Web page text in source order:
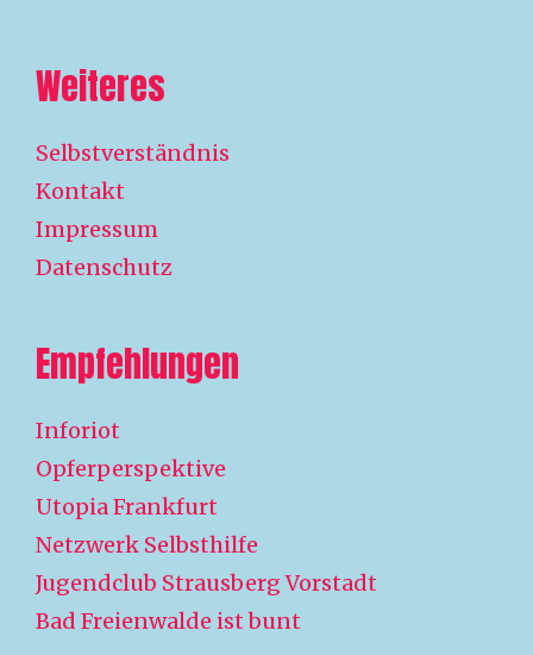
Weiteres
Selbstverständnis
Kontakt
Impressum
Datenschutz
Empfehlungen
Inforiot
Opferperspektive
Utopia Frankfurt
Netzwerk Selbsthilfe
Jugendclub Strausberg Vorstadt
Bad Freienwalde ist bunt